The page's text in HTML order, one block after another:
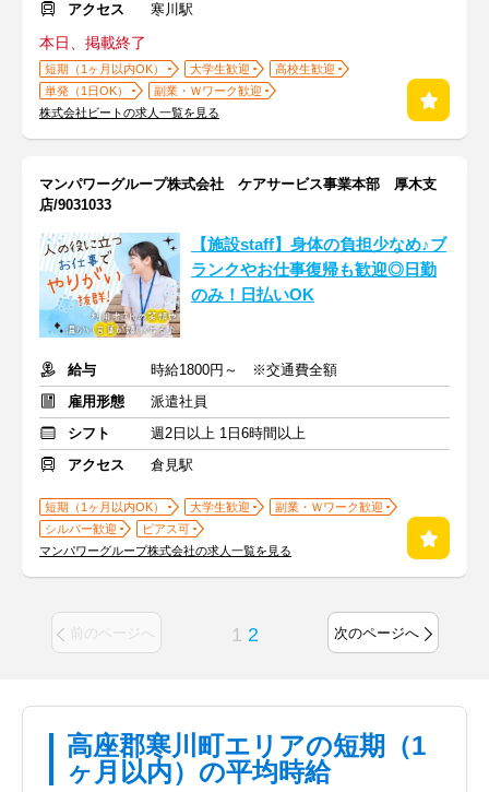
アクセス
寒川駅
本日、掲載終了
短期（1ヶ月以内OK） 大学生歓迎
高校生歓迎
単発（1日OK）
副業・Ｗワーク歓迎
株式会社ビートの求人一覧を見る
マンパワーグループ株式会社 ケアサービス事業本部 厚木支
店/9031033
【施設staff】身体の負担少なめ♪ブ
ランクやお仕事復帰も歓迎◎日勤
のみ！日払いOK
給与
時給1800円～ ※交通費全額
雇用形態
派遣社員
シフト
週2日以上 1日6時間以上
アクセス
倉見駅
短期（1ヶ月以内OK） 大学生歓迎
副業・Ｗワーク歓迎
シルバー歓迎
ピアス可
マンパワーグループ株式会社の求人一覧を見る
前のページへ 1 2 次のページへ
高座郡寒川町エリアの短期（1
ヶ月以内）の平均時給